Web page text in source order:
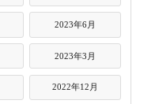
2023年6月
2023年3月
2022年12月